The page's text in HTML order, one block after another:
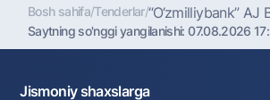
Bosh sahifa/Tenderlar/“O‘zmilliybank” AJ
Saytning so'nggi yangilanishi:07.08.2026
Jismoniy shaxslarga